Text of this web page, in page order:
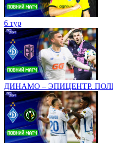
6 тур
ДИНАМО – ЭПИЦЕНТР.